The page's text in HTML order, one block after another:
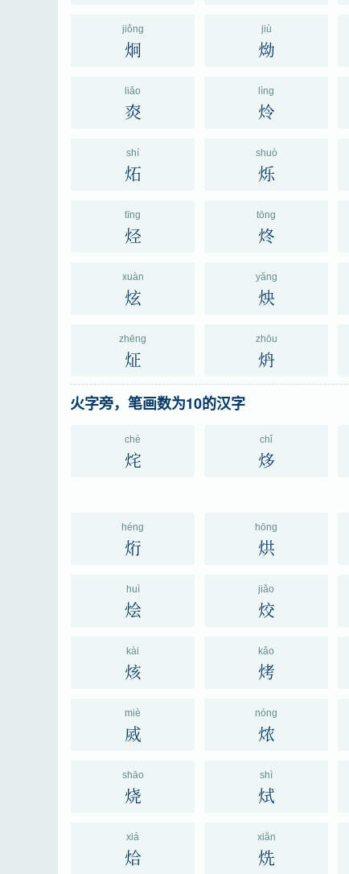
jiǒng
炯
jiù
㶭
liǎo
㶫
lìng
炩
shí
炻
shuò
烁
tīng
烃
tōng
炵
xuàn
炫
yǎng
炴
zhēng
炡
zhōu
炿
火字旁，笔画数为10的汉字
chè
烢
chǐ
㶴
héng
烆
hōng
烘
huì
烩
jiǎo
烄
kài
烗
kǎo
烤
miè
烕
nóng
㶶
shāo
烧
shì
烒
xiá
烚
xiǎn
烍